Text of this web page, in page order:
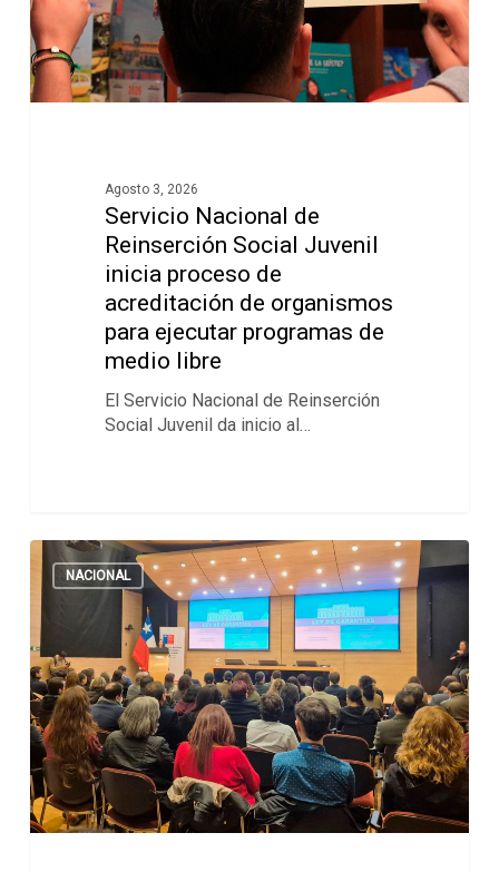
Agosto 3, 2026
Servicio Nacional de
Reinserción Social Juvenil
inicia proceso de
acreditación de organismos
para ejecutar programas de
medio libre
El Servicio Nacional de Reinserción
Social Juvenil da inicio al…
NACIONAL